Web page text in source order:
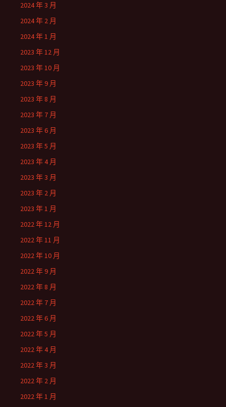
2024 年 3 月
2024 年 2 月
2024 年 1 月
2023 年 12 月
2023 年 10 月
2023 年 9 月
2023 年 8 月
2023 年 7 月
2023 年 6 月
2023 年 5 月
2023 年 4 月
2023 年 3 月
2023 年 2 月
2023 年 1 月
2022 年 12 月
2022 年 11 月
2022 年 10 月
2022 年 9 月
2022 年 8 月
2022 年 7 月
2022 年 6 月
2022 年 5 月
2022 年 4 月
2022 年 3 月
2022 年 2 月
2022 年 1 月